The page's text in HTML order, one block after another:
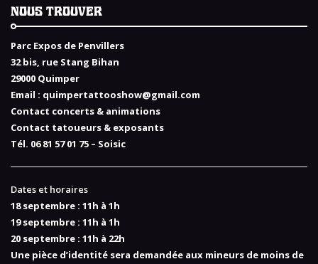
NOUS TROUVER
Parc Expos de Penvillers
32 bis, rue Stang Bihan
29000 Quimper
Email : quimpertattooshow@gmail.com
Contact concerts & animations
Contact tatoueurs & exposants
Tél. 06 81 57 01 75 – Soisic
Dates et horaires
18 septembre : 11h à 1h
19 septembre : 11h à 1h
20 septembre : 11h à 22h
Une pièce d’identité sera demandée aux mineurs de moins de